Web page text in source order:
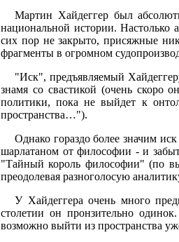
Мартин Хайдеггер был
национальной истории. Настолько
сих пор не закрыто, присяжные
фрагменты в огромном
"Иск", предъявляемый
знамя со свастикой (очень скоро
политики, пока не выйдет к
пространства…").
Однако гораздо более значим
шарлатаном от философии - и
"Тайный король философии" (по
преодолевая разноголосую
У Хайдеггера очень много
столетии он пронзительно
возможно выйти из пространства